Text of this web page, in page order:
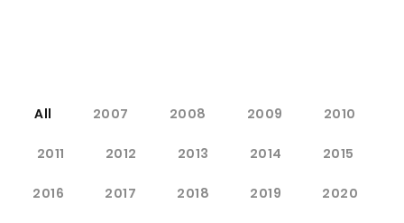
All 2007 2008 2009 2010
2011 2012 2013 2014 2015
2016 2017 2018 2019 2020